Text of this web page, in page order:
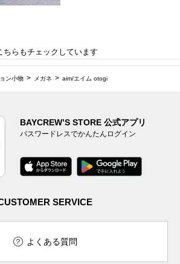
ちらもチェックしています
ン小物 メガネ aim/エイム otogi
BAYCREW’S STORE 公式アプリ
パスワードレスでかんたんログイン
SERVICE
よくある質問